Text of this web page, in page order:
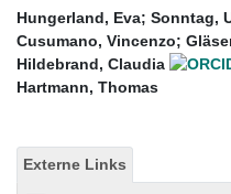
Hungerland, Eva; Sonntag,
Cusumano, Vincenzo;
Hildebrand, Claudia
Hartmann, Thomas
Externe Links